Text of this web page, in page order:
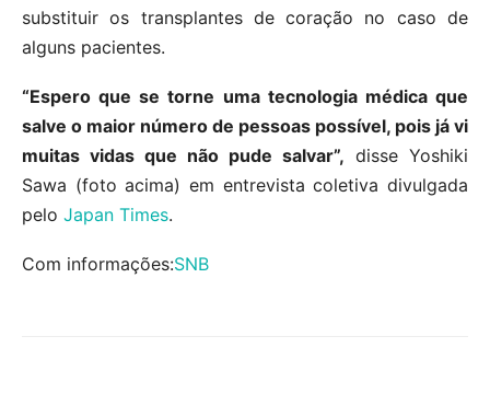
substituir os transplantes de coração no caso de
alguns pacientes.
“Espero que se torne uma tecnologia médica que
salve o maior número de pessoas possível, pois já vi
muitas vidas que não pude salvar”, disse Yoshiki
Sawa (foto acima) em entrevista coletiva divulgada
pelo Japan Times.
Com informações:SNB